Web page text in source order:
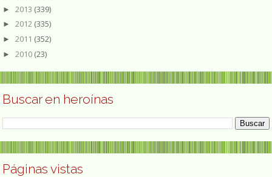
► 2013 (339)
► 2012 (335)
► 2011 (352)
► 2010 (23)
Buscar en heroínas
Páginas vistas